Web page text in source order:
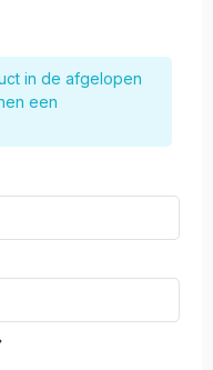
in de afgelopen
een